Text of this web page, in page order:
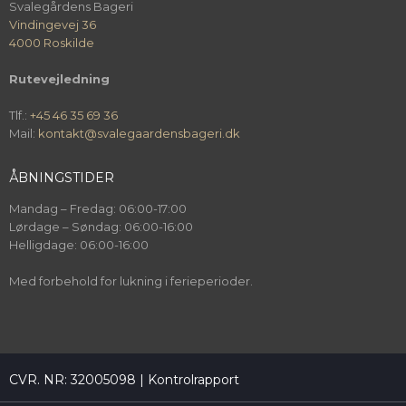
Svalegårdens Bageri
Vindingevej 36
4000 Roskilde
Rutevejledning
Tlf.: +45 46 35 69 36
Mail: kontakt@svalegaardensbageri.dk
ÅBNINGSTIDER
Mandag – Fredag: 06:00-17:00
Lørdage – Søndag: 06:00-16:00
Helligdage: 06:00-16:00
Med forbehold for lukning i ferieperioder.
​CVR. NR: 32005098 | Kontrolrapport